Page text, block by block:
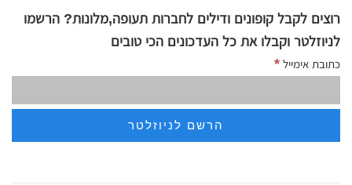
רוצים לקבל קופונים ודילים לחברות תעופה,מלונות? הרשמו
לניוזלטר וקבלו את כל העדכונים הכי טובים
כתובת אימייל *